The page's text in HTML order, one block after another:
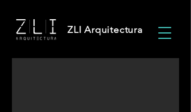
ZLI Arquitectura